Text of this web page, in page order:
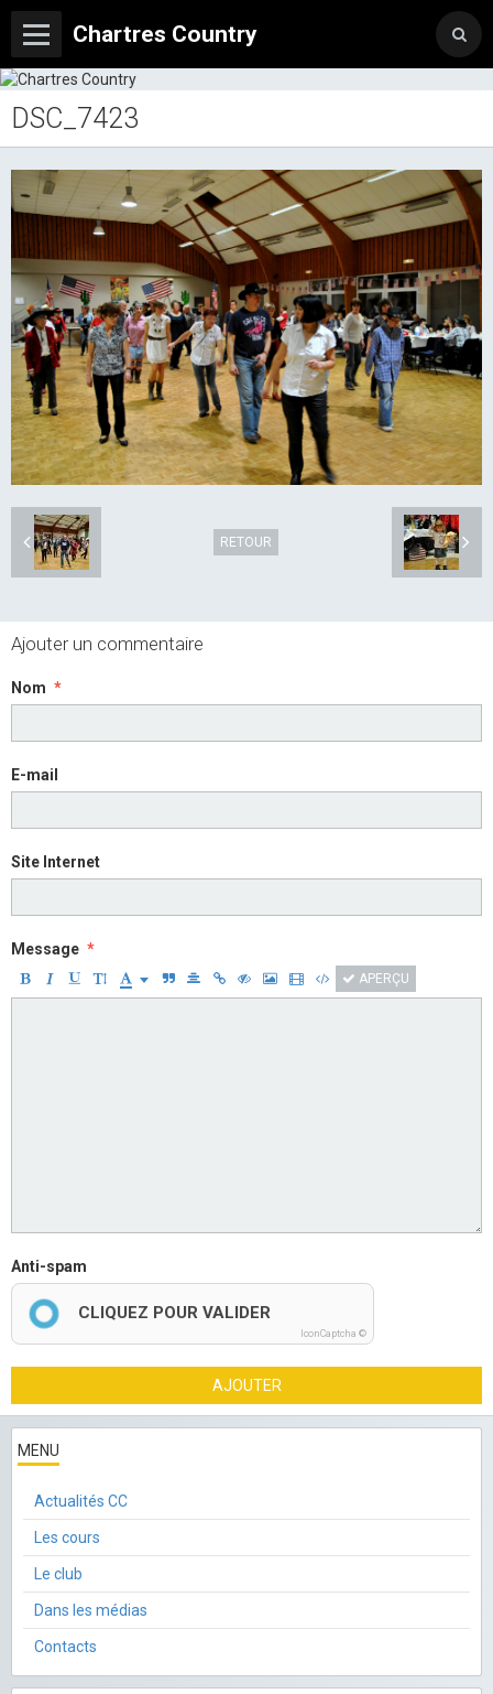
Chartres Country
DSC_7423
RETOUR
Ajouter un commentaire
Nom
E-mail
Site Internet
Message
APERÇU
Anti-spam
CLIQUEZ POUR VALIDER
IconCaptcha ©
AJOUTER
MENU
Actualités CC
Les cours
Le club
Dans les médias
Contacts